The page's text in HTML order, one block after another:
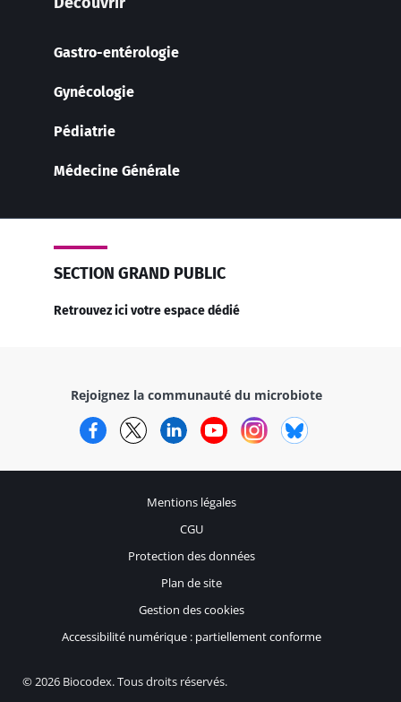
Gastro-entérologie
Gynécologie
Pédiatrie
Médecine Générale
SECTION GRAND PUBLIC
Retrouvez ici votre espace dédié
Rejoignez la communauté du microbiote
FacebookTwitterLinkedInYouTubeInstagram
© 2026 Biocodex. Tous droits réservés.
Mentions légales
CGU
Protection des données
Plan de site
Gestion des cookies
Accessibilité numérique : partiellement conforme